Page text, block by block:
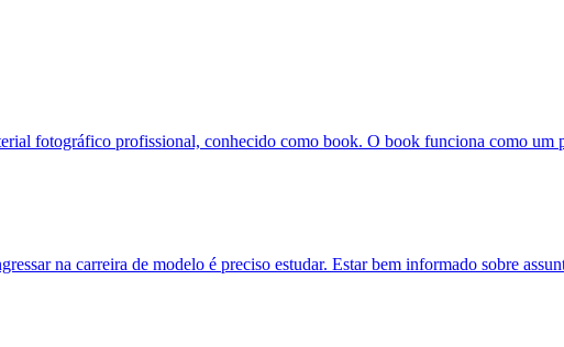
fotográfico profissional, conhecido como book. O book funciona como um
na carreira de modelo é preciso estudar. Estar bem informado sobre